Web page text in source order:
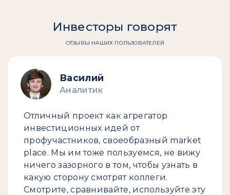
Инвесторы говорят
ОТЗЫВЫ НАШИХ ПОЛЬЗОВАТЕЛЕЙ
Василий
Аналитик
Отличный проект как агрегатор
инвестиционных идей от
профучастников, своеобразный market
place. Мы им тоже пользуемся, не вижу
ничего зазорного в том, чтобы узнать в
какую сторону смотрят коллеги.
Смотрите, сравнивайте, используйте эту